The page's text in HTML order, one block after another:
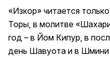
«Изкор» читается
Торы, в молитве
год – в Йом Кипур, в
день Шавуота и в Шмини